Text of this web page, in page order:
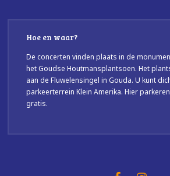
Hoe en waar?
De concerten vinden plaats in de
het Goudse Houtmansplantsoen. Het
aan de Fluwelensingel in Gouda. U kunt
parkeerterrein Klein Amerika. Hier
gratis.